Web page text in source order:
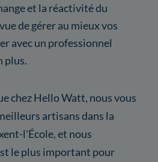
et la réactivité du
de gérer au mieux vos
avec un professionnel
plus.
chez Hello Watt, nous vous
artisans dans la
l'École, et nous
le plus important pour